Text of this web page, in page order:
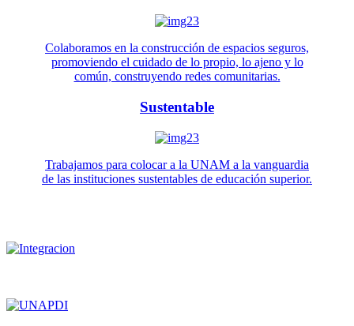
Colaboramos en la construcción de espacios seguros,
promoviendo el cuidado de lo propio, lo ajeno y lo
común, construyendo redes comunitarias.
Sustentable
Trabajamos para colocar a la UNAM a la vanguardia
de las instituciones sustentables de educación superior.